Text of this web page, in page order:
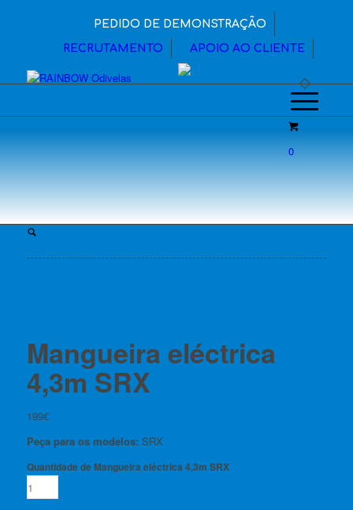
PEDIDO DE DEMONSTRAÇÃO
RECRUTAMENTO APOIO AO CLIENTE
0
Mangueira eléctrica
4,3m SRX
199€
Peça para os modelos: SRX
Quantidade de Mangueira eléctrica 4,3m SRX